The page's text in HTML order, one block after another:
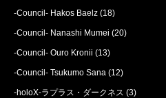
-Council- Hakos Baelz (18)
-Council- Nanashi Mumei (20)
-Council- Ouro Kronii (13)
-Council- Tsukumo Sana (12)
-holoX-ラプラス・ダークネス (3)